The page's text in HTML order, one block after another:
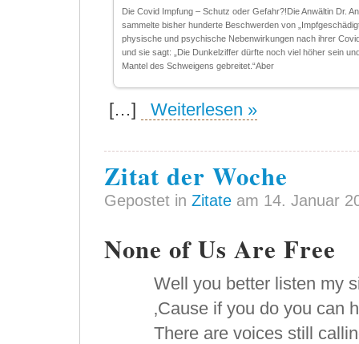
Die Covid Impfung – Schutz oder Gefahr?!Die Anwältin Dr.
sammelte bisher hunderte Beschwerden von
physische und psychische Nebenwirkungen nach ihrer
und sie sagt: „Die Dunkelziffer dürfte noch viel höher sein
Mantel des Schweigens gebreitet.“Aber
[…] Weiterlesen »
Zitat der Woche
Gepostet in Zitate am 14. Januar
None of Us Are Free
Well you better listen my
‚Cause if you do you can
There are voices still